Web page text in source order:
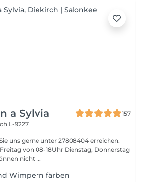
a Sylvia
157
L-9227
uns gerne unter 27808404 erreichen.
von 08-18Uhr Dienstag, Donnerstag
Sie können nicht ...
Wimpern färben